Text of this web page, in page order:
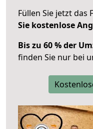
Füllen Sie jetzt das
Sie kostenlose
Bis zu 60 % der
finden Sie nur bei